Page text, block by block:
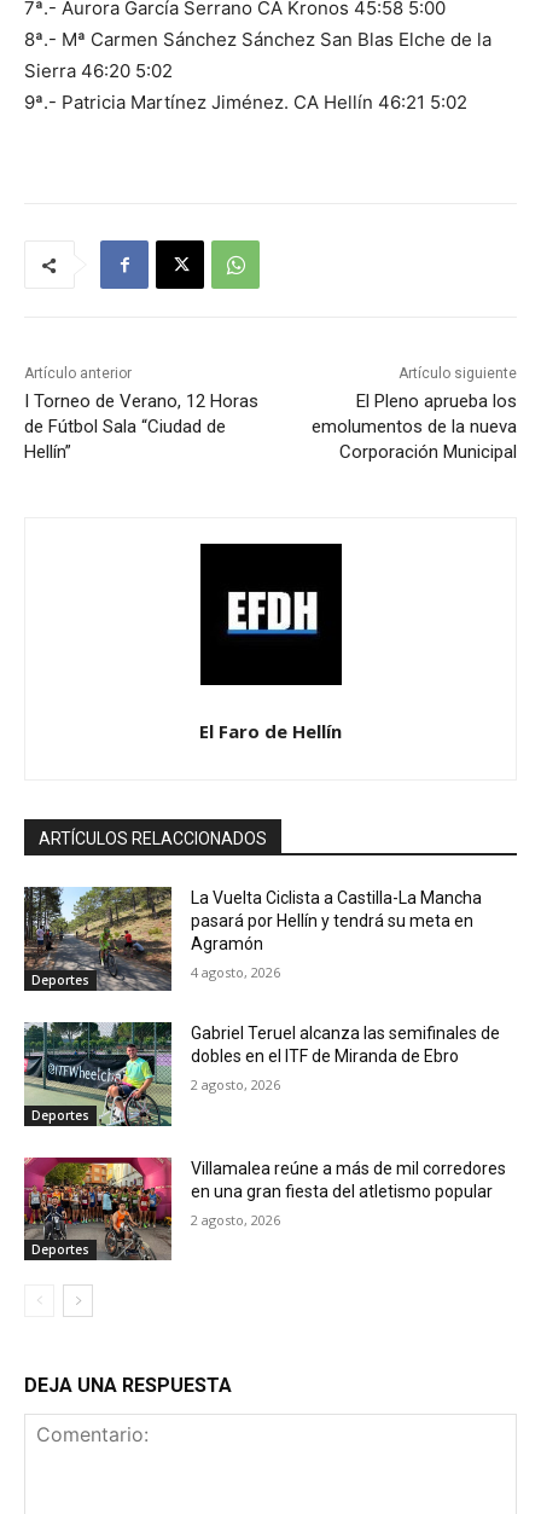
7ª.- Aurora García Serrano CA Kronos 45:58 5:00
8ª.- Mª Carmen Sánchez Sánchez San Blas Elche de la
Sierra 46:20 5:02
9ª.- Patricia Martínez Jiménez. CA Hellín 46:21 5:02
Artículo anterior
I Torneo de Verano, 12 Horas
de Fútbol Sala “Ciudad de
Hellín”
Artículo siguiente
El Pleno aprueba los
emolumentos de la nueva
Corporación Municipal
El Faro de Hellín
ARTÍCULOS RELACCIONADOS
Deportes
La Vuelta Ciclista a Castilla-La Mancha
pasará por Hellín y tendrá su meta en
Agramón
4 agosto, 2026
Deportes
Gabriel Teruel alcanza las semifinales de
dobles en el ITF de Miranda de Ebro
2 agosto, 2026
Deportes
Villamalea reúne a más de mil corredores
en una gran fiesta del atletismo popular
2 agosto, 2026
DEJA UNA RESPUESTA